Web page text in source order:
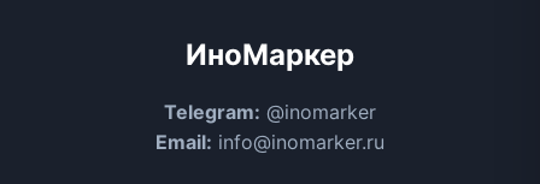
ИноМаркер
Telegram: @inomarker
Email: info@inomarker.ru